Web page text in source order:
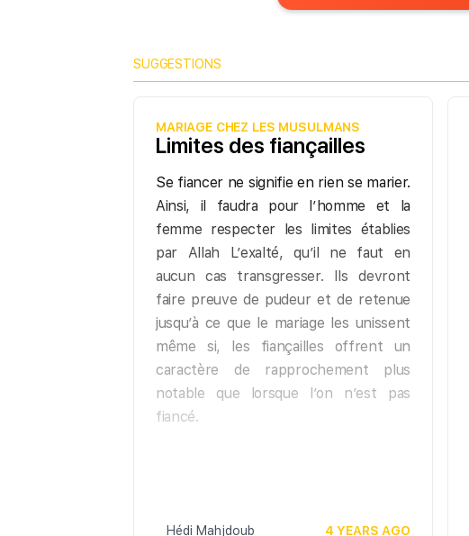
SUGGESTIONS
MARIAGE CHEZ LES MUSULMANS
Limites des fiançailles
Se fiancer ne signifie en rien se marier.
Ainsi, il faudra pour l’homme et la
femme respecter les limites établies
par Allah L’exalté, qu’il ne faut en
aucun cas transgresser. Ils devront
faire preuve de pudeur et de retenue
jusqu’à ce que le mariage les unissent
même si, les fiançailles offrent un
caractère de rapprochement plus
notable que lorsque l’on n’est pas
fiancé.
Hédi Mahjdoub 4 YEARS AGO